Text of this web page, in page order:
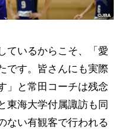
ているからこそ、「愛
です。皆さんにも実際
」と常田コーチは残念
東海大学付属諏訪も同
ない有観客で行われる